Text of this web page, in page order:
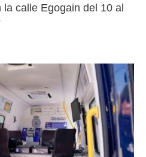
calle Egogain del 10 al